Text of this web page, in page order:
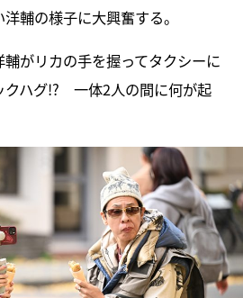
輔の様子に大興奮する。
がリカの手を握ってタクシーに
クハグ!? 一体2人の間に何が起